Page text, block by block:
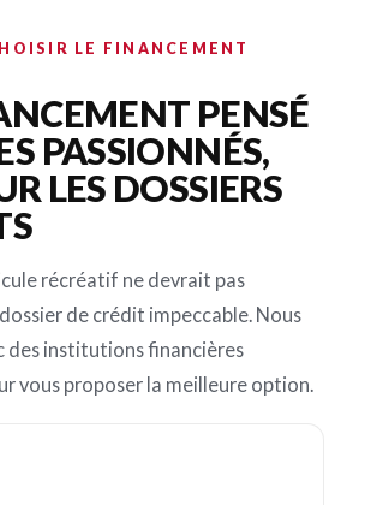
LE FINANCEMENT
PENSÉ
PASSIONNÉS,
LES DOSSIERS
récréatif ne devrait pas
de crédit impeccable. Nous
des institutions financières
vous proposer la meilleure option.